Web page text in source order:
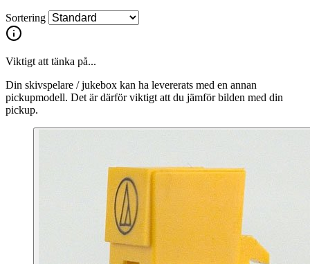
Sortering
Viktigt att tänka på...
Din skivspelare / jukebox kan ha levererats med en annan
pickupmodell. Det är därför viktigt att du jämför bilden med din
pickup.